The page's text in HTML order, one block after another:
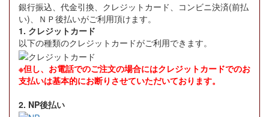
銀行振込、代金引換、クレジットカード、コンビニ決済(前払
い)、ＮＰ後払いがご利用頂けます。
1. クレジットカード
以下の種類のクレジットカードがご利用できます。
※但し、お電話でのご注文の場合にはクレジットカードでのお
支払いは基本的にお断りさせていただいております。
2. NP後払い